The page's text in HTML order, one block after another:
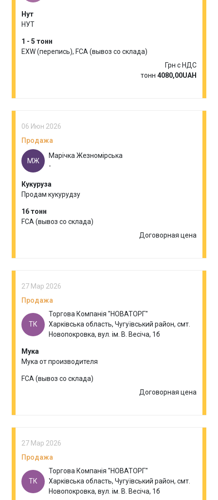
Нут
НУТ
1 - 5 тонн
EXW (перепись), FCA (вывоз со склада)
Грн с НДС
тонн 4080,00UAH
06 Июн 2026
Продажа
МЖ
Марічка Жезномірська
-
Кукуруза
Продам кукурудзу
16 тонн
FCA (вывоз со склада)
Договорная цена
27 Мар 2026
Продажа
ТК
Торгова Компанія "НОВАТОРГ"
Харківська область, Чугуївський район, смт.
Новопокровка, вул. ім. В. Весіча, 1б
Мука
Мука от производителя
FCA (вывоз со склада)
Договорная цена
27 Мар 2026
Продажа
ТК
Торгова Компанія "НОВАТОРГ"
Харківська область, Чугуївський район, смт.
Новопокровка, вул. ім. В. Весіча, 1б